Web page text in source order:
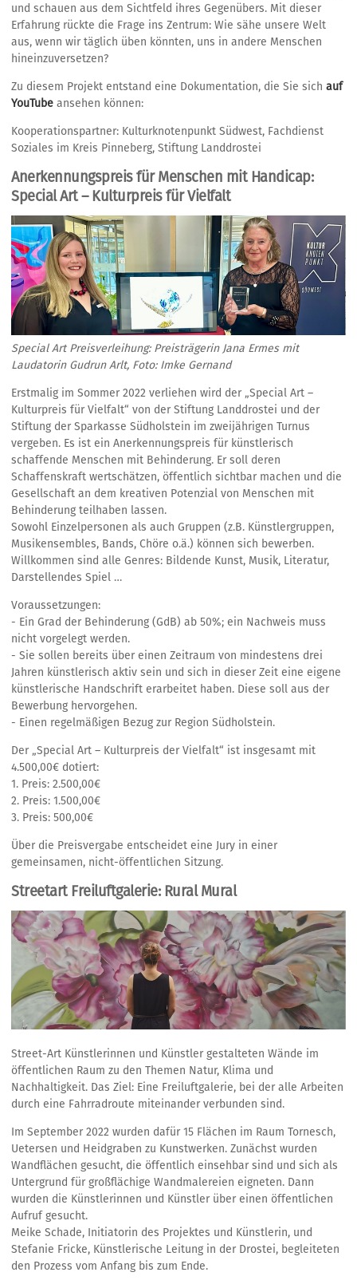
und schauen aus dem Sichtfeld ihres Gegenübers. Mit dieser
Erfahrung rückte die Frage ins Zentrum: Wie sähe unsere Welt
aus, wenn wir täglich üben könnten, uns in andere Menschen
hineinzuversetzen?
Zu diesem Projekt entstand eine Dokumentation, die Sie sich auf
YouTube ansehen können:
Kooperationspartner: Kulturknotenpunkt Südwest, Fachdienst
Soziales im Kreis Pinneberg, Stiftung Landdrostei
Anerkennungspreis für Menschen mit Handicap:
Special Art – Kulturpreis für Vielfalt
Special Art Preisverleihung: Preisträgerin Jana Ermes mit
Laudatorin Gudrun Arlt, Foto: Imke Gernand
Erstmalig im Sommer 2022 verliehen wird der „Special Art –
Kulturpreis für Vielfalt“ von der Stiftung Landdrostei und der
Stiftung der Sparkasse Südholstein im zweijährigen Turnus
vergeben. Es ist ein Anerkennungspreis für künstlerisch
schaffende Menschen mit Behinderung. Er soll deren
Schaffenskraft wertschätzen, öffentlich sichtbar machen und die
Gesellschaft an dem kreativen Potenzial von Menschen mit
Behinderung teilhaben lassen.
Sowohl Einzelpersonen als auch Gruppen (z.B. Künstlergruppen,
Musikensembles, Bands, Chöre o.ä.) können sich bewerben.
Willkommen sind alle Genres: Bildende Kunst, Musik, Literatur,
Darstellendes Spiel …
Voraussetzungen:
- Ein Grad der Behinderung (GdB) ab 50%; ein Nachweis muss
nicht vorgelegt werden.
- Sie sollen bereits über einen Zeitraum von mindestens drei
Jahren künstlerisch aktiv sein und sich in dieser Zeit eine eigene
künstlerische Handschrift erarbeitet haben. Diese soll aus der
Bewerbung hervorgehen.
- Einen regelmäßigen Bezug zur Region Südholstein.
Der „Special Art – Kulturpreis der Vielfalt“ ist insgesamt mit
4.500,00€ dotiert:
1. Preis: 2.500,00€
2. Preis: 1.500,00€
3. Preis: 500,00€
Über die Preisvergabe entscheidet eine Jury in einer
gemeinsamen, nicht-öffentlichen Sitzung.
Streetart Freiluftgalerie: Rural Mural
Street-Art Künstlerinnen und Künstler gestalteten Wände im
öffentlichen Raum zu den Themen Natur, Klima und
Nachhaltigkeit. Das Ziel: Eine Freiluftgalerie, bei der alle Arbeiten
durch eine Fahrradroute miteinander verbunden sind.
Im September 2022 wurden dafür 15 Flächen im Raum Tornesch,
Uetersen und Heidgraben zu Kunstwerken. Zunächst wurden
Wandflächen gesucht, die öffentlich einsehbar sind und sich als
Untergrund für großflächige Wandmalereien eigneten. Dann
wurden die Künstlerinnen und Künstler über einen öffentlichen
Aufruf gesucht.
Meike Schade, Initiatorin des Projektes und Künstlerin, und
Stefanie Fricke, Künstlerische Leitung in der Drostei, begleiteten
den Prozess vom Anfang bis zum Ende.